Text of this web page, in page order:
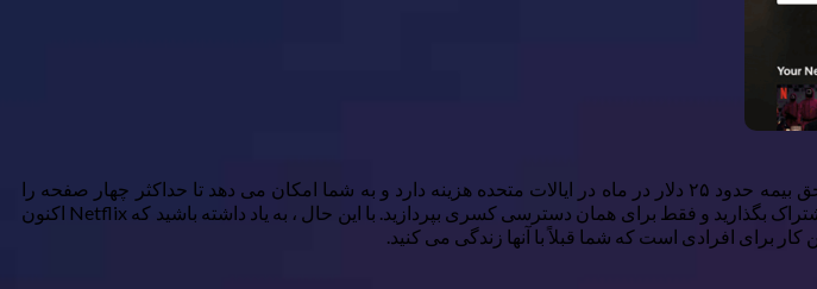
قبل از پرداخت دوباره قیمت کامل برای Netflix در این ماه ، در مورد نحوه استفاده از آن فکر کنید. حق بیمه حدود ۲۵ دلار در ماه در ایالات متحده هزینه دارد و به شما امکان می دهد تا حداکثر چهار صفحه را
همزمان پخش کنید. به جای اینکه کل هزینه خود را بپوشانید ، می توانید آن را با خانواده یا خانه داران به اشتراک بگذارید و فقط برای همان دسترسی کسری بپردازید. با این حال ، به یاد داشته باشید که Netflix اکنون
کار برای افرادی است که شما قبلاً با آنها زندگی می کنید.